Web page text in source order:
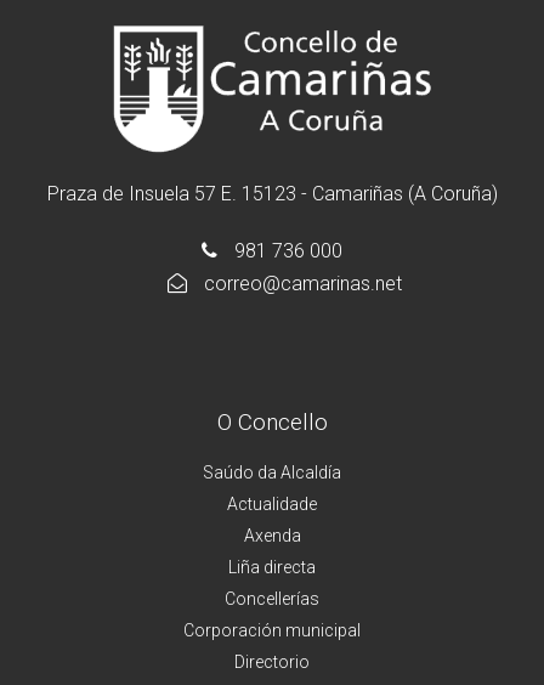
Praza de Insuela 57 E. 15123 - Camariñas (A Coruña)
981 736 000
correo@camarinas.net
O Concello
Saúdo da Alcaldía
Actualidade
Axenda
Liña directa
Concellerías
Corporación municipal
Directorio